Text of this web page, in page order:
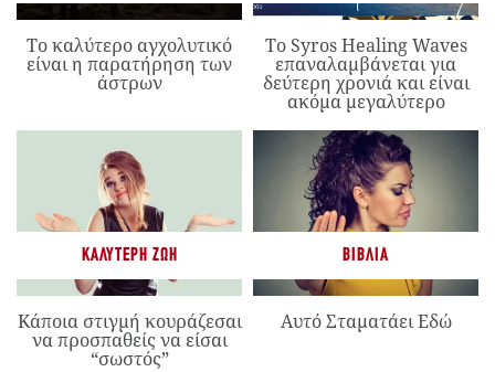
Το καλύτερο αγχολυτικό
είναι η παρατήρηση των
άστρων
Το Syros Healing Waves
επαναλαμβάνεται για
δεύτερη χρονιά και είναι
ακόμα μεγαλύτερο
ΚΑΛΎΤΕΡΗ ΖΩΉ
Κάποια στιγμή κουράζεσαι
να προσπαθείς να είσαι
“σωστός”
ΒΙΒΛΊΑ
Αυτό Σταματάει Εδώ